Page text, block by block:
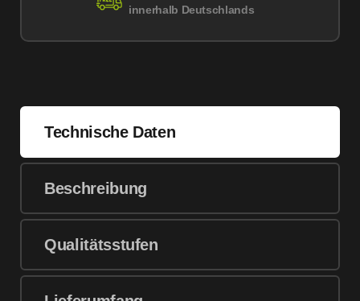
innerhalb Deutschlands
Technische Daten
Beschreibung
Qualitätsstufen